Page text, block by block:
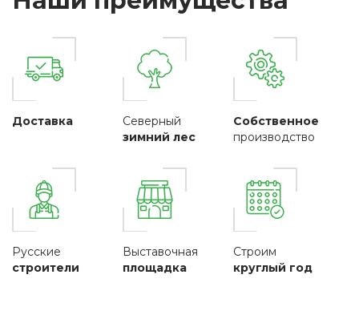
Доставка
Северный
зимний лес
Собственное
производство
Русские
строители
Выставочная
площадка
Строим
круглый год